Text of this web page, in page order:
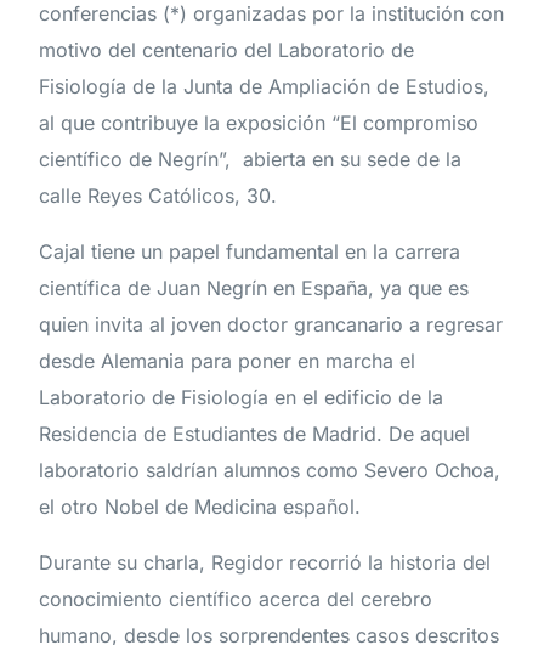
conferencias (*) organizadas por la institución con
motivo del centenario del Laboratorio de
Fisiología de la Junta de Ampliación de Estudios,
al que contribuye la exposición “El compromiso
científico de Negrín”, abierta en su sede de la
calle Reyes Católicos, 30.
Cajal tiene un papel fundamental en la carrera
científica de Juan Negrín en España, ya que es
quien invita al joven doctor grancanario a regresar
desde Alemania para poner en marcha el
Laboratorio de Fisiología en el edificio de la
Residencia de Estudiantes de Madrid. De aquel
laboratorio saldrían alumnos como Severo Ochoa,
el otro Nobel de Medicina español.
Durante su charla, Regidor recorrió la historia del
conocimiento científico acerca del cerebro
humano, desde los sorprendentes casos descritos